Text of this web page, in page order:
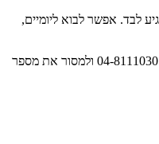
לבד. אפשר לבוא ליומיים,
למימוש יש ליצור קשר טלפונית במספר - 04-8111030 ולמסור את מספר